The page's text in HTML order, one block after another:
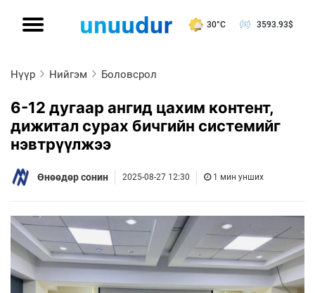
30°C 3593.93$
Нүүр Нийгэм Боловсрол
6-12 дугаар ангид цахим контент,
дижитал сурах бичгийн системийг
нэвтрүүлжээ
Өнөөдөр сонин 2025-08-27 12:30 1 мин унших